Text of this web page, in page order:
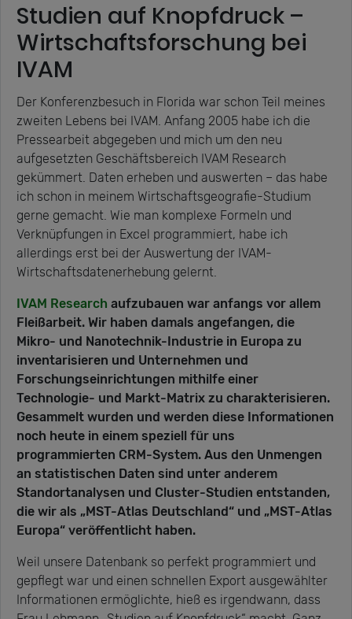
Studien auf Knopfdruck –
Wirtschaftsforschung bei
IVAM
Der Konferenzbesuch in Florida war schon Teil meines
zweiten Lebens bei IVAM. Anfang 2005 habe ich die
Pressearbeit abgegeben und mich um den neu
aufgesetzten Geschäftsbereich IVAM Research
gekümmert. Daten erheben und auswerten – das habe
ich schon in meinem Wirtschaftsgeografie-Studium
gerne gemacht. Wie man komplexe Formeln und
Verknüpfungen in Excel programmiert, habe ich
allerdings erst bei der Auswertung der IVAM-
Wirtschaftsdatenerhebung gelernt.
IVAM Research aufzubauen war anfangs vor allem
Fleißarbeit. Wir haben damals angefangen, die
Mikro- und Nanotechnik-Industrie in Europa zu
inventarisieren und Unternehmen und
Forschungseinrichtungen mithilfe einer
Technologie- und Markt-Matrix zu charakterisieren.
Gesammelt wurden und werden diese Informationen
noch heute in einem speziell für uns
programmierten CRM-System. Aus den Unmengen
an statistischen Daten sind unter anderem
Standortanalysen und Cluster-Studien entstanden,
die wir als „MST-Atlas Deutschland“ und „MST-Atlas
Europa“ veröffentlicht haben.
Weil unsere Datenbank so perfekt programmiert und
gepflegt war und einen schnellen Export ausgewählter
Informationen ermöglichte, hieß es irgendwann, dass